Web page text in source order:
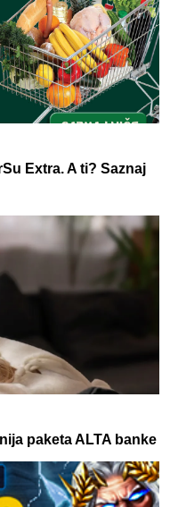
Extra. A ti? Saznaj
paketa ALTA banke